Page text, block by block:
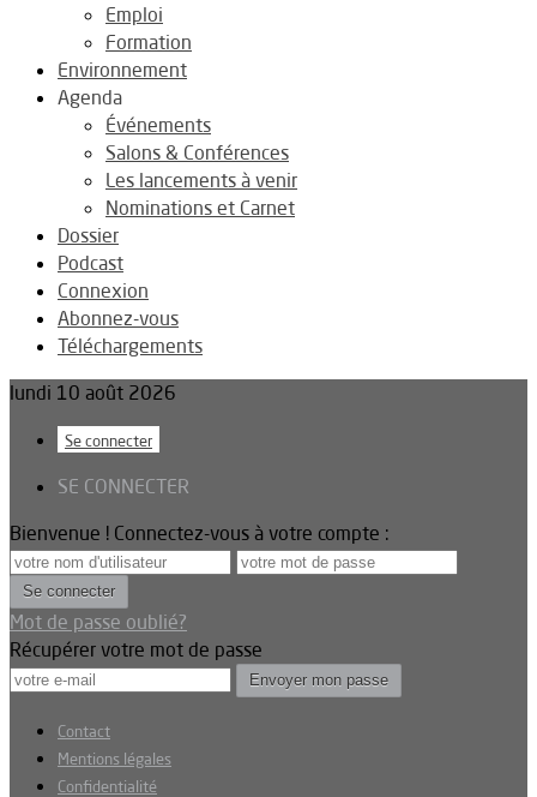
Emploi
Formation
Environnement
Agenda
Événements
Salons & Conférences
Les lancements à venir
Nominations et Carnet
Dossier
Podcast
Connexion
Abonnez-vous
Téléchargements
lundi 10 août 2026
Se connecter
SE CONNECTER
Bienvenue ! Connectez-vous à votre compte :
Mot de passe oublié?
Récupérer votre mot de passe
Contact
Mentions légales
Confidentialité